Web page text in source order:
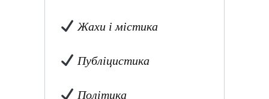
Жахи і містика
Публіцистика
Політика